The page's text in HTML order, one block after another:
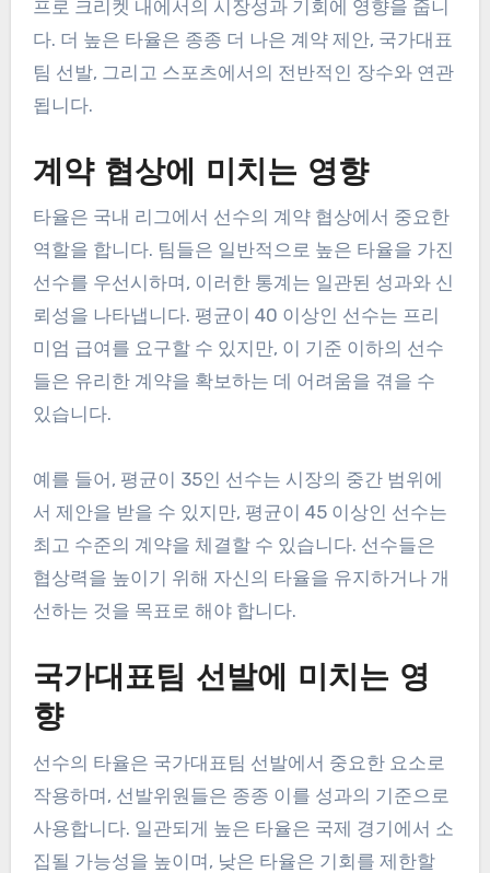
프로 크리켓 내에서의 시장성과 기회에 영향을 줍니
다. 더 높은 타율은 종종 더 나은 계약 제안, 국가대표
팀 선발, 그리고 스포츠에서의 전반적인 장수와 연관
됩니다.
계약 협상에 미치는 영향
타율은 국내 리그에서 선수의 계약 협상에서 중요한
역할을 합니다. 팀들은 일반적으로 높은 타율을 가진
선수를 우선시하며, 이러한 통계는 일관된 성과와 신
뢰성을 나타냅니다. 평균이 40 이상인 선수는 프리
미엄 급여를 요구할 수 있지만, 이 기준 이하의 선수
들은 유리한 계약을 확보하는 데 어려움을 겪을 수
있습니다.
예를 들어, 평균이 35인 선수는 시장의 중간 범위에
서 제안을 받을 수 있지만, 평균이 45 이상인 선수는
최고 수준의 계약을 체결할 수 있습니다. 선수들은
협상력을 높이기 위해 자신의 타율을 유지하거나 개
선하는 것을 목표로 해야 합니다.
국가대표팀 선발에 미치는 영
향
선수의 타율은 국가대표팀 선발에서 중요한 요소로
작용하며, 선발위원들은 종종 이를 성과의 기준으로
사용합니다. 일관되게 높은 타율은 국제 경기에서 소
집될 가능성을 높이며, 낮은 타율은 기회를 제한할